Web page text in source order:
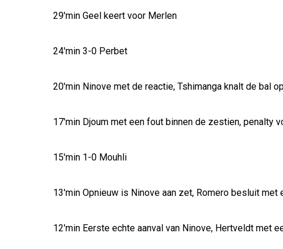
29'min Geel keert voor Merlen
24'min 3-0 Perbet
20'min Ninove met de reactie, Tshimanga knalt de bal
17'min Djoum met een fout binnen de zestien, penalty
15'min 1-0 Mouhli
13'min Opnieuw is Ninove aan zet, Romero besluit met
12'min Eerste echte aanval van Ninove, Hertveldt met